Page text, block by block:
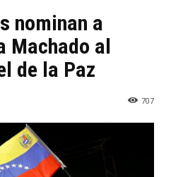
nominan a
Machado al
de la Paz
707